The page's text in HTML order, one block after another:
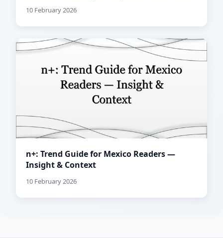
10 February 2026
n+: Trend Guide for Mexico Readers —
Insight & Context
10 February 2026